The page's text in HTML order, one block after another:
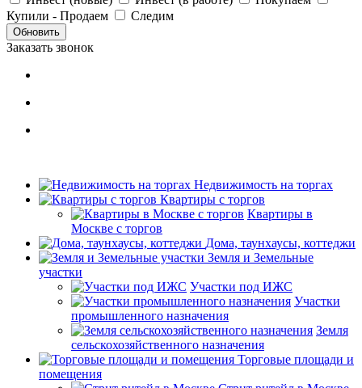
Купили - Продаем
Следим
Обновить
Заказать звонок
Недвижимость на торгах
Квартиры с торгов
Квартиры в
Москве с торгов
Дома, таунхаусы, коттеджи
Земля и Земельные
участки
Участки под ИЖС
Участки
промышленного назначения
Земля
сельскохозяйственного назначения
Торговые площади и
помещения